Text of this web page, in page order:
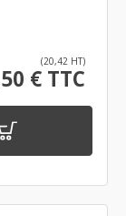
(20,42 HT)
€ TTC